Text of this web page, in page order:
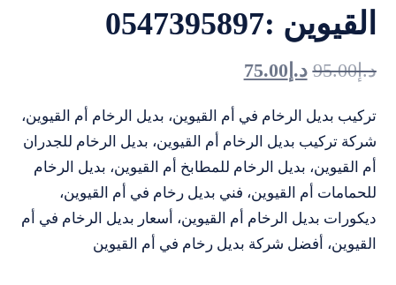
القيوين :0547395897
د.إ95.00 د.إ 75.00
تركيب بديل الرخام في أم القيوين، بديل الرخام أم القيوين،
شركة تركيب بديل الرخام أم القيوين، بديل الرخام للجدران
أم القيوين، بديل الرخام للمطابخ أم القيوين، بديل الرخام
للحمامات أم القيوين، فني بديل رخام في أم القيوين،
ديكورات بديل الرخام أم القيوين، أسعار بديل الرخام في أم
القيوين، أفضل شركة بديل رخام في أم القيوين